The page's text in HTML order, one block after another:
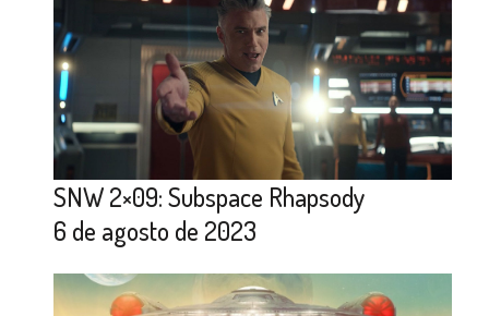
SNW 2×09: Subspace Rhapsody
6 de agosto de 2023